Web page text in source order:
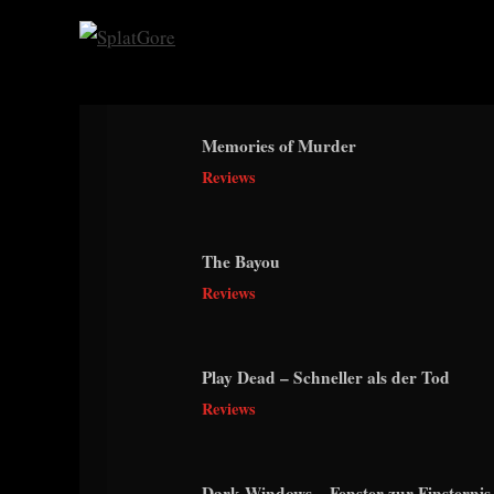
Memories of Murder
Reviews
The Bayou
Reviews
Play Dead – Schneller als der Tod
Reviews